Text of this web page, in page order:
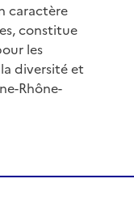
caractère
constitue
les
diversité et
Rhône-